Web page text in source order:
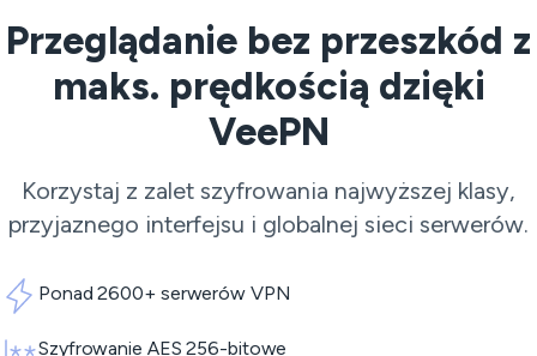
Przeglądanie bez przeszkód z
maks. prędkością dzięki
VeePN
Korzystaj z zalet szyfrowania najwyższej klasy,
przyjaznego interfejsu i globalnej sieci serwerów.
Ponad 2600+ serwerów VPN
Szyfrowanie AES 256-bitowe